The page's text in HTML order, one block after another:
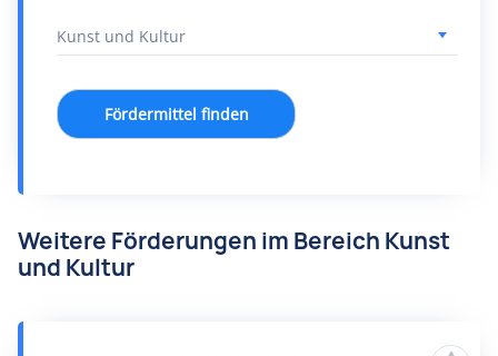
Fördermittel finden
Weitere Förderungen im Bereich Kunst
und Kultur